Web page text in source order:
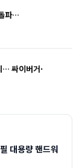
파…
… 싸이버거·
대용량 핸드워